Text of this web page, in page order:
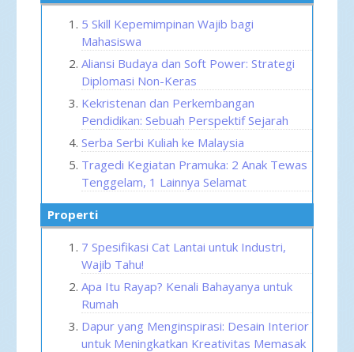
5 Skill Kepemimpinan Wajib bagi
Mahasiswa
Aliansi Budaya dan Soft Power: Strategi
Diplomasi Non-Keras
Kekristenan dan Perkembangan
Pendidikan: Sebuah Perspektif Sejarah
Serba Serbi Kuliah ke Malaysia
Tragedi Kegiatan Pramuka: 2 Anak Tewas
Tenggelam, 1 Lainnya Selamat
Properti
7 Spesifikasi Cat Lantai untuk Industri,
Wajib Tahu!
Apa Itu Rayap? Kenali Bahayanya untuk
Rumah
Dapur yang Menginspirasi: Desain Interior
untuk Meningkatkan Kreativitas Memasak